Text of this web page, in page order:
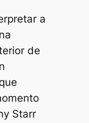
a
de
Starr